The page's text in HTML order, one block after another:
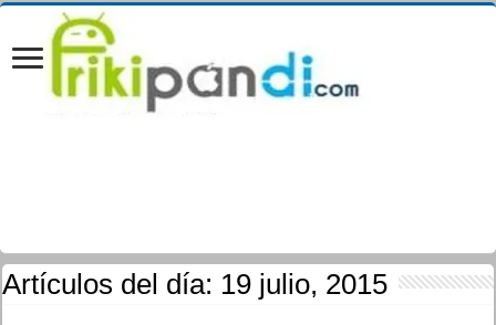
Artículos del día: 19 julio, 2015